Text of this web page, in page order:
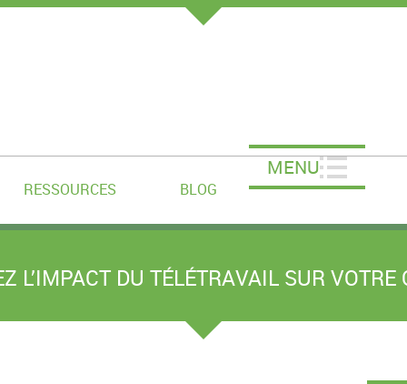
RESSOURCES BLOG
MENU
L’IMPACT DU TÉLÉTRAVAIL SUR